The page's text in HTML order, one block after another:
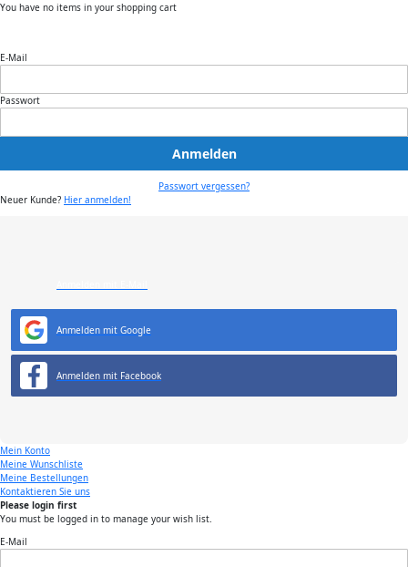
You have no items in your shopping cart
E-Mail
Passwort
Anmelden
Passwort vergessen?
Neuer Kunde? Hier anmelden!
Anmelden mit Google
Anmelden mit Facebook
Mein Konto
Meine Wunschliste
Meine Bestellungen
Kontaktieren Sie uns
Please login first
You must be logged in to manage your wish list.
E-Mail